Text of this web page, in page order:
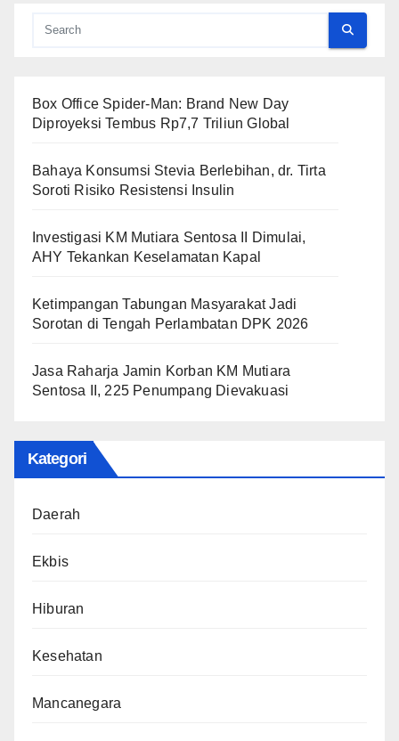
Box Office Spider-Man: Brand New Day
Diproyeksi Tembus Rp7,7 Triliun Global
Bahaya Konsumsi Stevia Berlebihan, dr. Tirta
Soroti Risiko Resistensi Insulin
Investigasi KM Mutiara Sentosa II Dimulai,
AHY Tekankan Keselamatan Kapal
Ketimpangan Tabungan Masyarakat Jadi
Sorotan di Tengah Perlambatan DPK 2026
Jasa Raharja Jamin Korban KM Mutiara
Sentosa II, 225 Penumpang Dievakuasi
Kategori
Daerah
Ekbis
Hiburan
Kesehatan
Mancanegara